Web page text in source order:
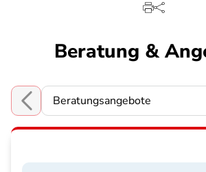
Beratung &
Choose a section